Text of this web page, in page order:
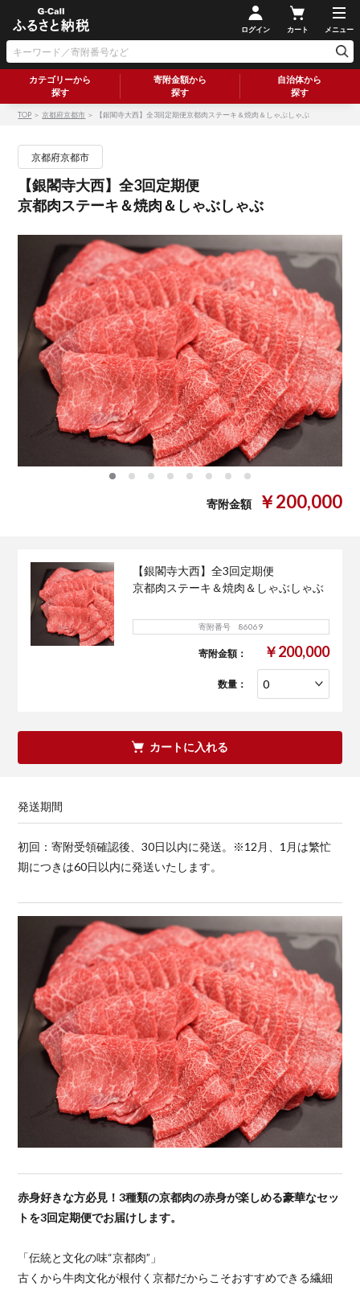
ログイン カート メニュー
カテゴリーから
探す
寄附金額から
探す
自治体から
探す
TOP ＞京都府京都市 ＞ 【銀閣寺大西】全3回定期便京都肉ステーキ＆焼肉＆しゃぶしゃぶ
京都府京都市
【銀閣寺大西】全3回定期便
京都肉ステーキ＆焼肉＆しゃぶしゃぶ
寄附金額 ￥200,000
【銀閣寺大西】全3回定期便
京都肉ステーキ＆焼肉＆しゃぶしゃぶ
寄附番号 86069
寄附金額： ￥200,000
数量：
カートに入れる
発送期間
初回：寄附受領確認後、30日以内に発送。※12月、1月は繁忙
期につきは60日以内に発送いたします。
赤身好きな方必見！3種類の京都肉の赤身が楽しめる豪華なセッ
トを3回定期便でお届けします。
「伝統と文化の味“京都肉”」
古くから牛肉文化が根付く京都だからこそおすすめできる繊細